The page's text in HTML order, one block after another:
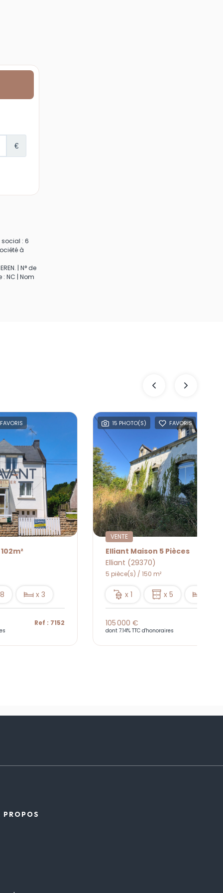
social : 6
à
| N° de
NC | Nom
FAVORIS
x 3
Ref : 7152
15 PHOTO(S) FAVORIS
VENTE
Elliant Maison 5 Pièces
Elliant (29370)
5 pièce(s) / 150 m²
x 1 x 5
105 000 €
dont 7.14% TTC d'honoraires
PROPOS